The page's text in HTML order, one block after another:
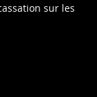
sur les